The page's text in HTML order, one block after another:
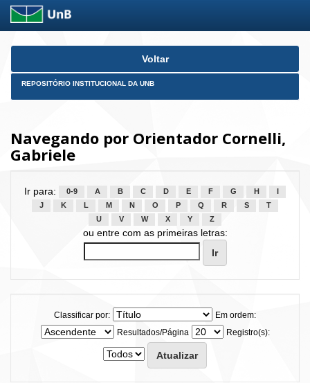
Skip
Voltar
REPOSITÓRIO INSTITUCIONAL DA UNB
Navegando por Orientador Cornelli,
Gabriele
Ir para: 0-9 A B C D E F G H
J
K L M N O P Q R S
T
U
V W X Y Z
ou entre com as primeiras letras:
Classificar por:
Em ordem:
Resultados/Página
Registro(s):